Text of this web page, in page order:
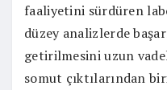
faaliyetini sürdüren
düzey analizlerde
getirilmesini uzun
somut çıktılarından